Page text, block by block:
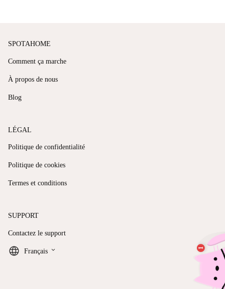
SPOTAHOME
Comment ça marche
À propos de nous
Blog
LÉGAL
Politique de confidentialité
Politique de cookies
Termes et conditions
SUPPORT
Contactez le support
Français keyboard_arrow_down